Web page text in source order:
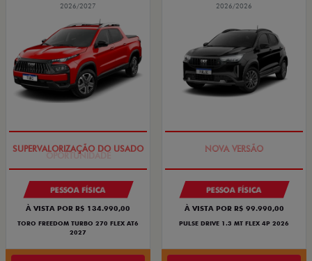
2026/2027
PESSOA FÍSICA
À VISTA POR R$ 134.990,00
TORO FREEDOM TURBO 270 FLEX AT6
2027
2026/2026
PESSOA FÍSICA
À VISTA POR R$ 99.990,00
PULSE DRIVE 1.3 MT FLEX 4P 2026